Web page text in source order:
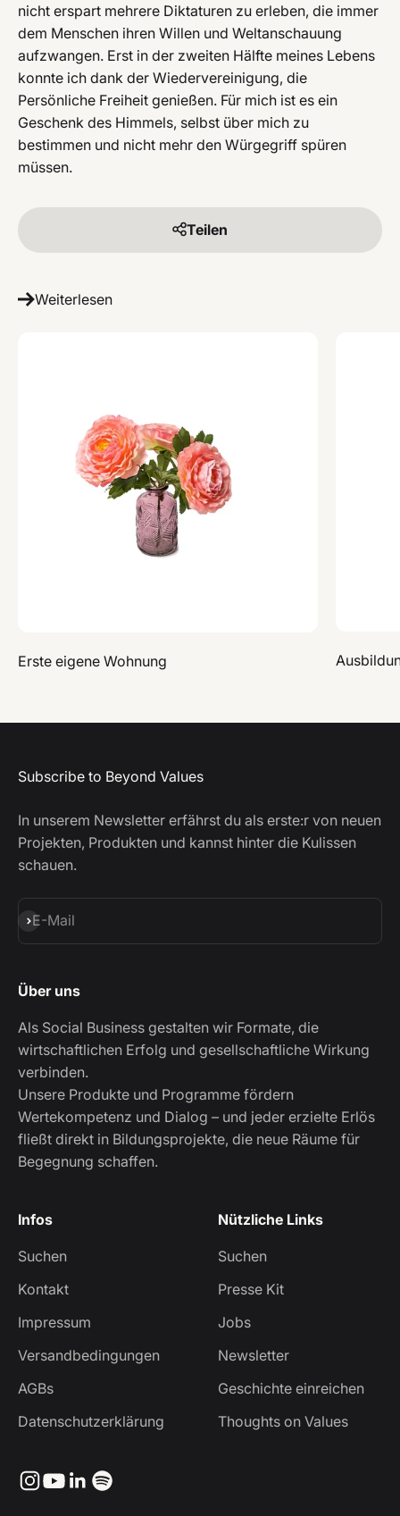
nicht erspart mehrere Diktaturen zu erleben, die immer
dem Menschen ihren Willen und Weltanschauung
aufzwangen. Erst in der zweiten Hälfte meines Lebens
konnte ich dank der Wiedervereinigung, die
Persönliche Freiheit genießen. Für mich ist es ein
Geschenk des Himmels, selbst über mich zu
bestimmen und nicht mehr den Würgegriff spüren
müssen.
Teilen
Weiterlesen
Erste eigene Wohnung
Subscribe to Beyond Values
In unserem Newsletter erfährst du als erste:r von neuen
Projekten, Produkten und kannst hinter die Kulissen
schauen.
E-Mail
Abonnieren
Über uns
Als Social Business gestalten wir Formate, die
wirtschaftlichen Erfolg und gesellschaftliche Wirkung
verbinden.
Unsere Produkte und Programme fördern
Wertekompetenz und Dialog – und jeder erzielte Erlös
fließt direkt in Bildungsprojekte, die neue Räume für
Begegnung schaffen.
Infos
Suchen
Kontakt
Impressum
Versandbedingungen
AGBs
Datenschutzerklärung
Nützliche Links
Suchen
Presse Kit
Jobs
Newsletter
Geschichte einreichen
Thoughts on Values